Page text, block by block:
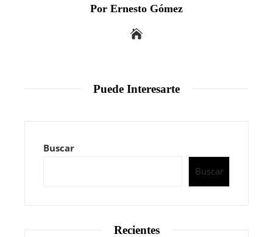
Por Ernesto Gómez
Puede Interesarte
Buscar
Buscar
Recientes